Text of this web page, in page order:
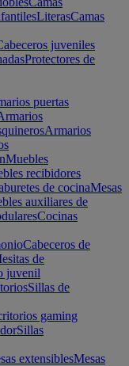
LiterasCamas
juveniles
Protectores de
puertas
Armarios
Muebles
recibidores
de cocinaMesas
auxiliares de
Cocinas
Cabeceros de
de
juvenil
Sillas de
gaming
Sillas
extensiblesMesas